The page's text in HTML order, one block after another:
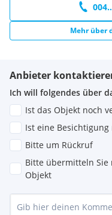
Mehr über
Anbieter
Ich will folgendes über
Ist das Objekt noch
Ist eine Besichtigung
Bitte um Rückruf
Bitte übermitteln
Objekt